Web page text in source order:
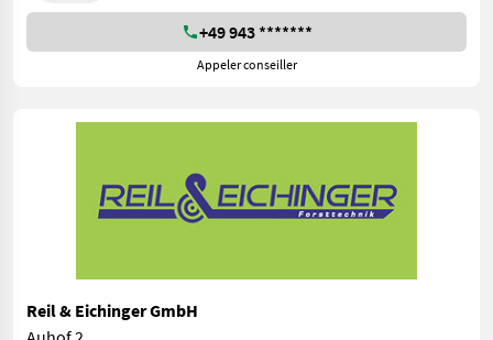
+49 943 *******
Appeler conseiller
Reil & Eichinger GmbH